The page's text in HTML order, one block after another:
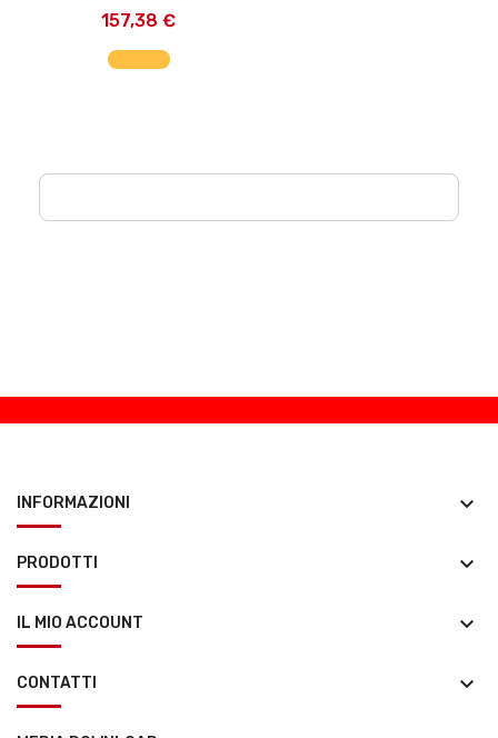
157,38 €
AGGIUNGI AL CARRELLO
INFORMAZIONI keyboard_arrow_down
PRODOTTI keyboard_arrow_down
IL MIO ACCOUNT keyboard_arrow_down
CONTATTI keyboard_arrow_down